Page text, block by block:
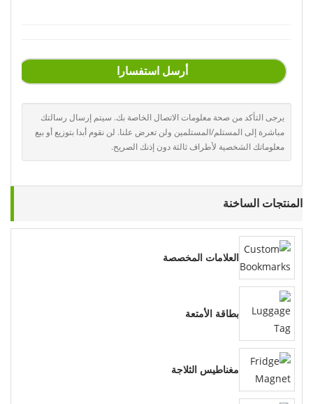
أرسل استفسارا
يرجى التأكد من صحة معلومات الاتصال الخاصة بك. سيتم إرسال رسالتك
مباشرة إلى المستلم/المستلمين ولن تعرض علنا. لن نقوم أبدا بتوزيع أو بيع
معلوماتك الشخصية لأطراف ثالثة دون إذنك الصريح.
المنتجات الساخنة
العلامات المخصصة
بطاقة الأمتعة
مغناطيس الثلاجة